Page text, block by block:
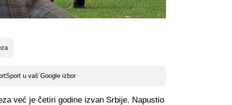
u vaš Google izbor
već je četiri godine izvan Srbije. Napustio